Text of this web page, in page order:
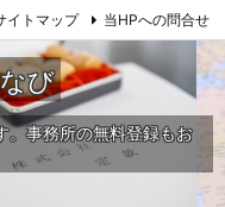
イトマップ 当HPへの問合せ
び
。事務所の無料登録もお